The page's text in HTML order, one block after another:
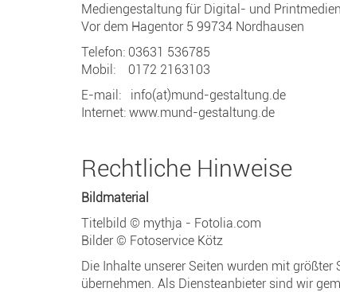
Mediengestaltung für Digital- und Printmedien
Vor dem Hagentor 5 99734 Nordhausen
Telefon: 03631 536785
Mobil: 0172 2163103
E-mail: info(at)mund-gestaltung.de
Internet: www.mund-gestaltung.de
Rechtliche Hinweise
Bildmaterial
Titelbild © mythja - Fotolia.com
Bilder © Fotoservice Kötz
Die Inhalte unserer Seiten wurden mit
übernehmen. Als Diensteanbieter sind wir